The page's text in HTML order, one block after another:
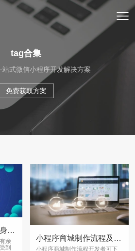
tag合集
站式微信小程序开发解决方案
免费获取方案
轻松制作小程序，亲身体验分享
亲
到
小程序商城制作流程及制作方法有哪些呢？？
小程序商城制作流程开发者可下